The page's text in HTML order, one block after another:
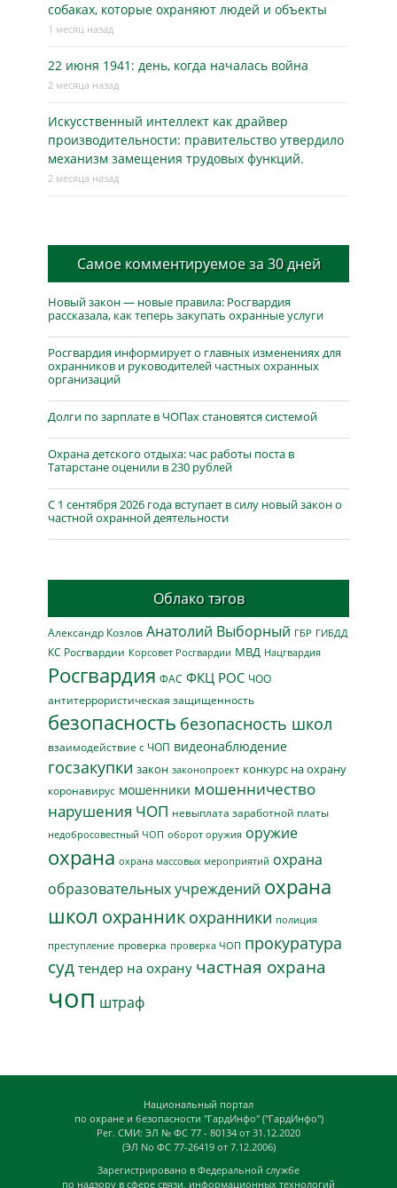
собаках, которые охраняют людей и объекты
1 месяц назад
22 июня 1941: день, когда началась война
2 месяца назад
Искусственный интеллект как драйвер
производительности: правительство утвердило
механизм замещения трудовых функций.
2 месяца назад
Самое комментируемое за 30 дней
Новый закон — новые правила: Росгвардия
рассказала, как теперь закупать охранные услуги
Росгвардия информирует о главных изменениях для
охранников и руководителей частных охранных
организаций
Долги по зарплате в ЧОПах становятся системой
Охрана детского отдыха: час работы поста в
Татарстане оценили в 230 рублей
С 1 сентября 2026 года вступает в силу новый закон о
частной охранной деятельности
Облако тэгов
Александр Козлов Анатолий Выборный ГБР ГИБДД
КС Росгвардии Корсовет Росгвардии МВД Нацгвардия
Росгвардия ФАС ФКЦ РОС ЧОО
антитеррористическая защищенность
безопасность безопасность школ
взаимодействие с ЧОП видеонаблюдение
госзакупки закон законопроект конкурс на охрану
коронавирус мошенники мошенничество
нарушения ЧОП невыплата заработной платы
недобросовестный ЧОП оборот оружия оружие
охрана охрана массовых мероприятий охрана
образовательных учреждений охрана
школ охранник охранники полиция
преступление проверка проверка ЧОП прокуратура
суд тендер на охрану частная охрана
чоп штраф
Национальный портал
по охране и безопасности "ГардИнфо" ("ГардИнфо")
Рег. СМИ: ЭЛ № ФС 77 - 80134 от 31.12.2020
(ЭЛ No ФС 77-26419 от 7.12.2006)
Зарегистрировано в Федеральной службе
по надзору в сфере связи, информационных технологий